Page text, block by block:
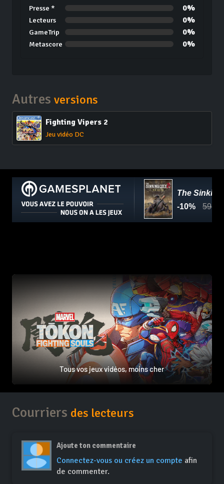
Presse * 0%
Lecteurs 0%
GameTrip 0%
Metascore 0%
Autres versions
Fighting Vipers 2
Jeu vidéo DC
Tous vos jeux vidéos, moins cher
Courriers des lecteurs
Ajoute ton commentaire
Connectez-vous ou créez un compte afin
de commenter.